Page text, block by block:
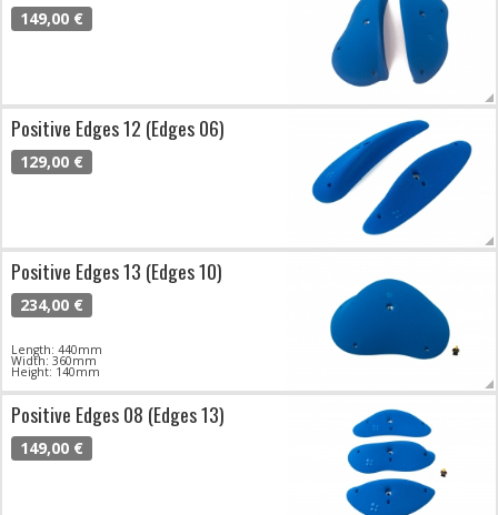
149,00 €
Positive Edges 12 (Edges 06)
129,00 €
Positive Edges 13 (Edges 10)
234,00 €
Length: 440mm
Width: 360mm
Height: 140mm
Positive Edges 08 (Edges 13)
149,00 €